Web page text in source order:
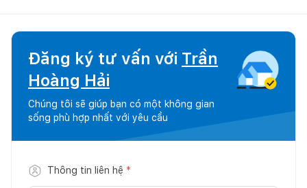
Đăng ký tư vấn với Trần
Hoàng Hải
Chúng tôi sẽ giúp bạn có một không gian
sống phù hợp nhất với yêu cầu
Thông tin liên hệ *